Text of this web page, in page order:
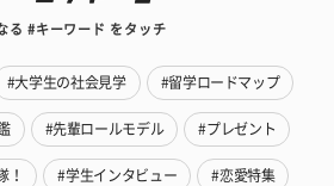
る #キーワード をタッチ
#大学生の社会見学 #留学ロードマップ
#先輩ロールモデル #プレゼント
！ #学生インタビュー #恋愛特集